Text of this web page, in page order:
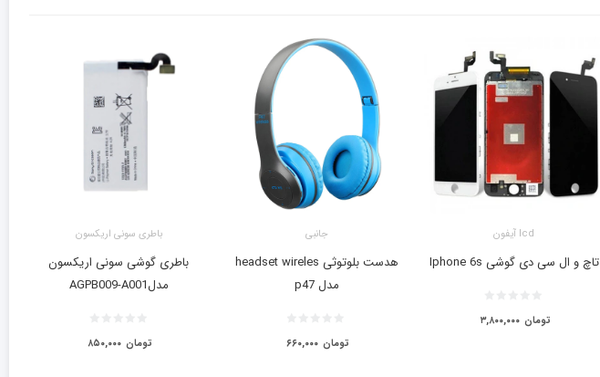
lcd آیفون
تاچ و ال سی دی گوشی Iphone 6s
۳,۸۰۰,۰۰۰ تومان
جانبی
هدست بلوتوثی headset wireles
مدل p47
۶۶۰,۰۰۰ تومان
باطری سونی اریکسون
باطری گوشی سونی اریکسون
مدلAGPB009-A001
۸۵۰,۰۰۰ تومان